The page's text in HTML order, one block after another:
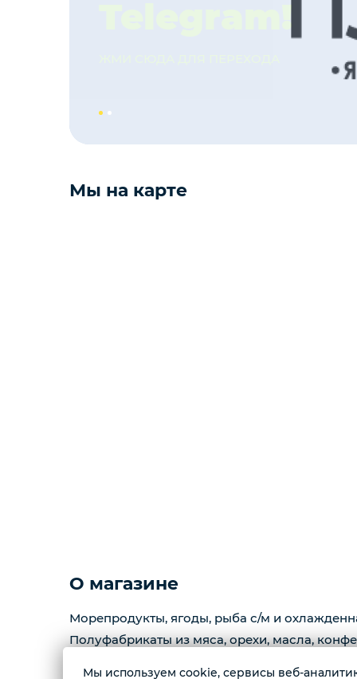
Соусы
Замороженная ягода
Мы на карте
О магазине
Морепродукты, ягоды, рыба с/м и
Полуфабрикаты из мяса, орехи, масла,
Мы используем cookie, сервисы веб-